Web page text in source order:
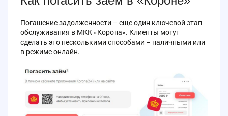
Погашение задолженности – еще один ключевой этап
обслуживания в МКК «Корона». Клиенты могут
сделать это несколькими способами – наличными или
в режиме онлайн.